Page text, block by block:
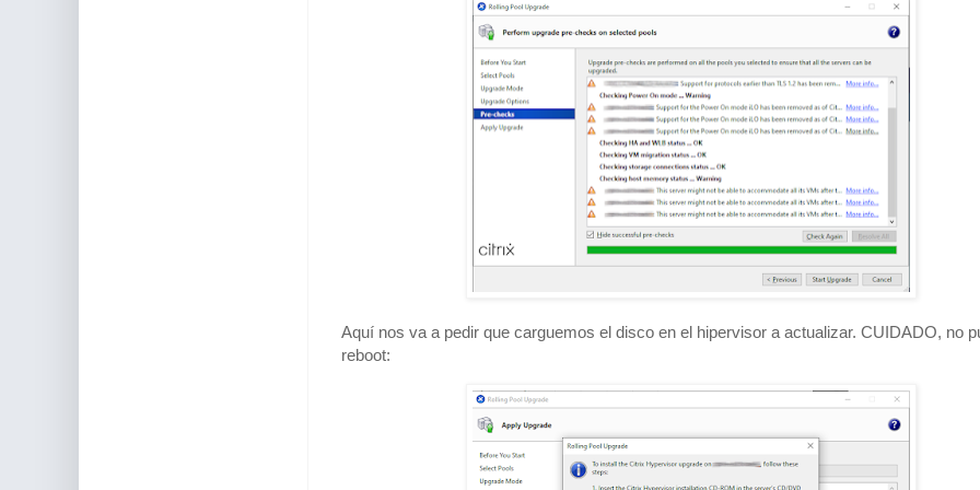
Aquí nos va a pedir que carguemos el disco en el hipervisor a actualizar. CUIDADO, no
reboot: